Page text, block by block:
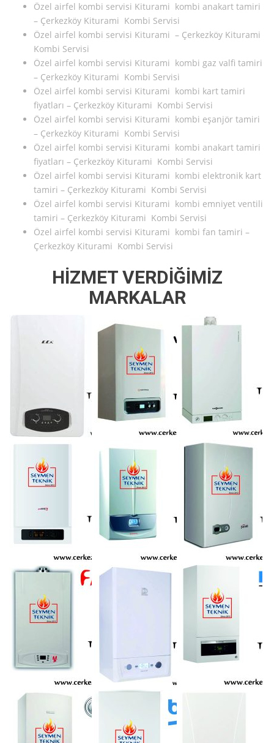
Özel airfel kombi servisi Kiturami kombi anakart tamiri
– Çerkezköy Kiturami Kombi Servisi
Özel airfel kombi servisi Kiturami – Çerkezköy Kiturami
Kombi Servisi
Özel airfel kombi servisi Kiturami kombi gaz valfi tamiri
– Çerkezköy Kiturami Kombi Servisi
Özel airfel kombi servisi Kiturami kombi kart tamiri
fiyatları – Çerkezköy Kiturami Kombi Servisi
Özel airfel kombi servisi Kiturami kombi eşanjör tamiri
– Çerkezköy Kiturami Kombi Servisi
Özel airfel kombi servisi Kiturami kombi anakart tamiri
fiyatları – Çerkezköy Kiturami Kombi Servisi
Özel airfel kombi servisi Kiturami kombi elektronik kart
tamiri – Çerkezköy Kiturami Kombi Servisi
Özel airfel kombi servisi Kiturami kombi emniyet ventili
tamiri – Çerkezköy Kiturami Kombi Servisi
Özel airfel kombi servisi Kiturami kombi fan tamiri –
Çerkezköy Kiturami Kombi Servisi
HİZMET VERDİĞİMİZ
MARKALAR